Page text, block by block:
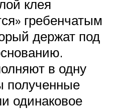
клея
гребенчатым
держат под
в одну
полученные
одинаковое